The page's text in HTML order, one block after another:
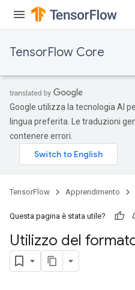
TensorFlow Core
Google utilizza la tecnologia AI
lingua preferita. Le traduzioni
contenere errori.
TensorFlow Apprendimento
Questa pagina è stata utile?
Utilizzo del